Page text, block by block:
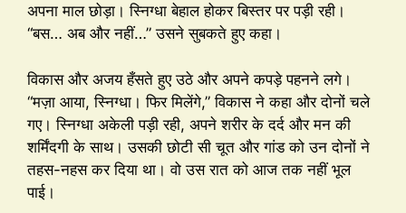
अपना माल छोड़ा। स्निग्धा बेहाल होकर बिस्तर पर पड़ी रही।
“बस… अब और नहीं…” उसने सुबकते हुए कहा।
विकास और अजय हँसते हुए उठे और अपने कपड़े पहनने लगे।
“मज़ा आया, स्निग्धा। फिर मिलेंगे,” विकास ने कहा और दोनों चले
गए। स्निग्धा अकेली पड़ी रही, अपने शरीर के दर्द और मन की
शर्मिंदगी के साथ। उसकी छोटी सी चूत और गांड को उन दोनों ने
तहस-नहस कर दिया था। वो उस रात को आज तक नहीं भूल
पाई।